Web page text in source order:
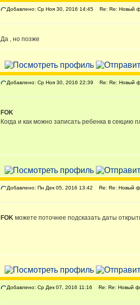
Добавлено: Ср Ноя 30, 2016 14:45 Re: Re: Новый
Да , но позже
Добавлено: Ср Ноя 30, 2016 22:39 Re: Re: Новый
FOK
Когда и как можно записать ребенка в секцию
Добавлено: Пн Дек 05, 2016 13:42 Re: Re: Новый
FOK можете поточнее подсказать даты
Добавлено: Ср Дек 07, 2016 11:16 Re: Re: Новый